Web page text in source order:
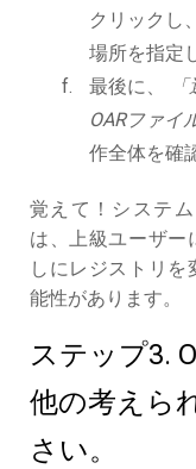
クリックし
場所を指定
最後に、
OARファイ
作全体を確
覚えて！システ
は、上級ユーザー
しにレジストリ
能性があります。
ステップ3.
他の考えら
さい。